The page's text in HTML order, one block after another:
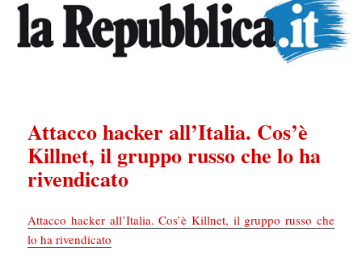
Attacco hacker all’Italia. Cos’è
Killnet, il gruppo russo che lo ha
rivendicato
Attacco hacker all’Italia. Cos’è Killnet, il gruppo russo che
lo ha rivendicato